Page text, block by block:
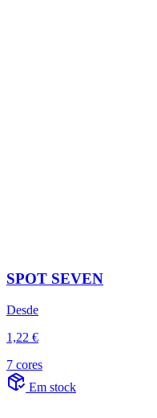
SPOT SEVEN
Desde
1,22 €
7 cores
Em stock